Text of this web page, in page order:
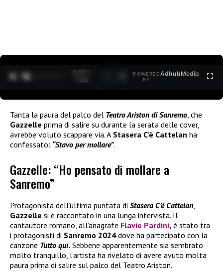
0:30 /
1:40
POWERED
BY
AdhubMedia
Tanta la paura del palco del Teatro Ariston di Sanremo , che
Gazzelle prima di salire su durante la serata delle cover,
avrebbe voluto scappare via. A Stasera C’è Cattelan ha
confessato: “Stavo per mollare”.
Gazzelle: “Ho pensato di mollare a
Sanremo”
Protagonista dell’ultima puntata di Stasera C’è Cattelan,
Gazzelle si è raccontato in una lunga intervista. Il
cantautore romano, all’anagrafe Flavio Pardini, è stato tra
i protagonisti di Sanremo 2024dove ha partecipato con la
canzone Tutto qui. Sebbene apparentemente sia sembrato
molto tranquillo, l’artista ha rivelato di avere avuto molta
paura prima di salire sul palco del Teatro Ariston.